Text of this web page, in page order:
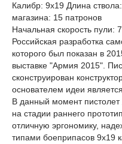
Калибр: 9х19 Длина
магазина: 15 патронов
Начальная скорость
Российская разработка
которого был показан в
выставке "Армия 2015".
сконструирован
основателем идеи
В данный момент пистолет
на стадии раннего
отличную эргономику,
типами боеприпасов 9х19